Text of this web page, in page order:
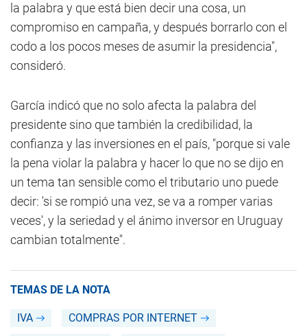
la palabra y que está bien decir una cosa, un
compromiso en campaña, y después borrarlo con el
codo a los pocos meses de asumir la presidencia",
consideró.
García indicó que no solo afecta la palabra del
presidente sino que también la credibilidad, la
confianza y las inversiones en el país, "porque si vale
la pena violar la palabra y hacer lo que no se dijo en
un tema tan sensible como el tributario uno puede
decir: 'si se rompió una vez, se va a romper varias
veces', y la seriedad y el ánimo inversor en Uruguay
cambian totalmente".
TEMAS DE LA NOTA
IVA COMPRAS POR INTERNET